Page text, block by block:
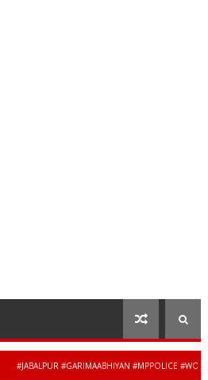
#JABALPUR #GARIMAABHIYAN #MPPOLICE